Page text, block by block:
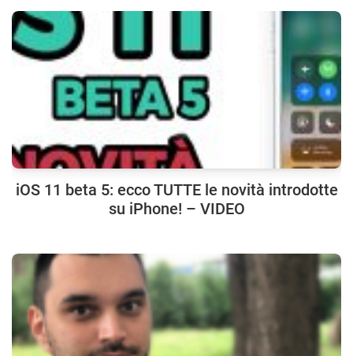
iOS 11 beta 5: ecco TUTTE le novità introdotte
su iPhone! – VIDEO